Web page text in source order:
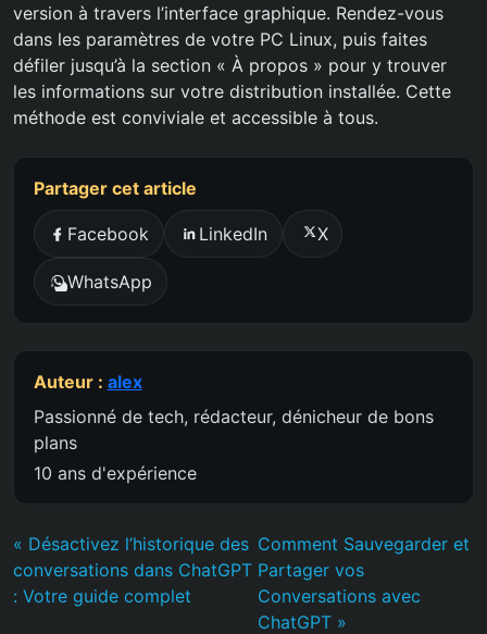
version à travers l’interface graphique. Rendez-vous
dans les paramètres de votre PC Linux, puis faites
défiler jusqu’à la section « À propos » pour y trouver
les informations sur votre distribution installée. Cette
méthode est conviviale et accessible à tous.
Partager cet article
Facebook LinkedIn X
WhatsApp
Auteur : alex
Passionné de tech, rédacteur, dénicheur de bons
plans
10 ans d'expérience
« Désactivez l’historique des
conversations dans ChatGPT
: Votre guide complet
Comment Sauvegarder et
Partager vos
Conversations avec
ChatGPT »